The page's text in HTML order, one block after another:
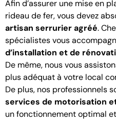
Afin d’assurer une mise en
rideau de fer, vous devez
artisan serrurier agréé.
spécialistes vous
d’installation et de
De même, nous vous
plus adéquat à votre local
De plus, nos professionnels
services de motorisation
un fonctionnement optimal